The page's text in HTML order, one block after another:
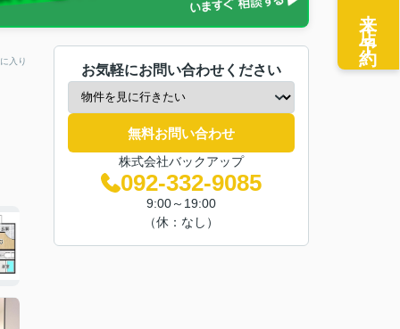
入り
お気軽にお問い合わせください
無料お問い合わせ
株式会社バックアップ
092-332-9085
9:00～19:00
（休：なし）
来店予約